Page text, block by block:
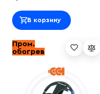
В корзину
Пром.
обогрев